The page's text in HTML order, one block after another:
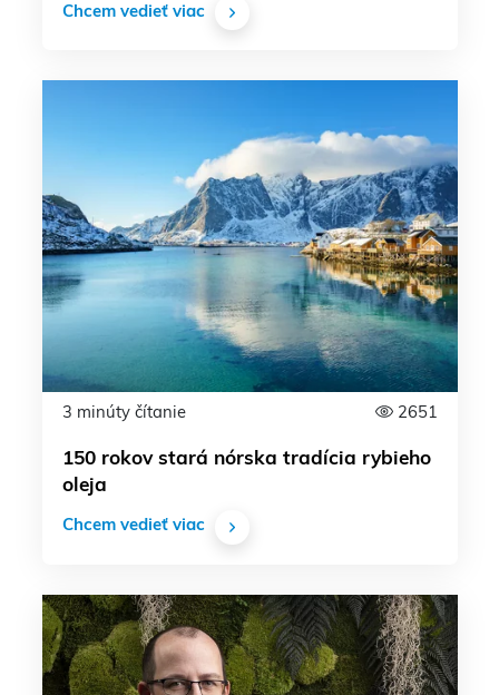
Chcem vedieť viac
3 minúty čítanie 2651
150 rokov stará nórska tradícia rybieho
oleja
Chcem vedieť viac